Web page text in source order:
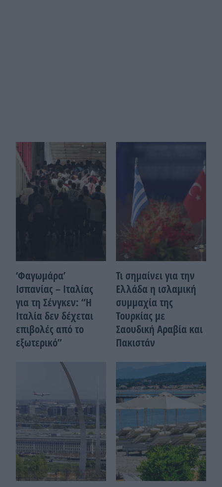
‘Φαγωμάρα’
Ισπανίας – Ιταλίας
για τη Σένγκεν: “Η
Ιταλία δεν δέχεται
επιβολές από το
εξωτερικό”
Τι σημαίνει για την
Ελλάδα η ισλαμική
συμμαχία της
Τουρκίας με
Σαουδική Αραβία και
Πακιστάν